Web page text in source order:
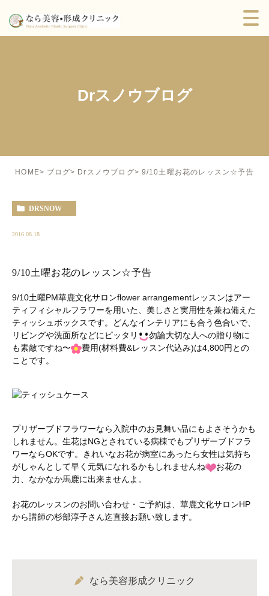
Drスノウブログ
HOME ブログ Drスノウブログ 9/10土曜お花のレッスン☆予告
DRSNOW
2016.08.18
9/10土曜お花のレッスン☆予告
9/10土曜PM華鹿文化サロンflower arrangementレッスンはアー
ティフィシャルフラワーを用いた、美しさと実用性を兼ね備えた
ティッシュボックスです。どんなインテリアにも合う色合いで、
リビングや洗面所などにピッタリ
勿論大切な人への贈り物に
も素敵ですね〜
費用(材料費&レッスン代込み)は4,800円との
ことです。
プリザーブドフラワーなら入院中のお見舞い品にもよさそうかも
しれません。生花はNGとされている病棟でもプリザーブドフラ
ワーならOKです。きれいなお花が病室にあったら女性は気持ち
がしゃんとして早く元気になれるかもしれませんね
お花の
力、なかなか馬鹿に出来ませんよ。
お花のレッスンのお問い合わせ・ご予約は、華鹿文化サロンHP
から講師の杉部淳子さん迄直接お願い致します。
なら美容形成クリニック